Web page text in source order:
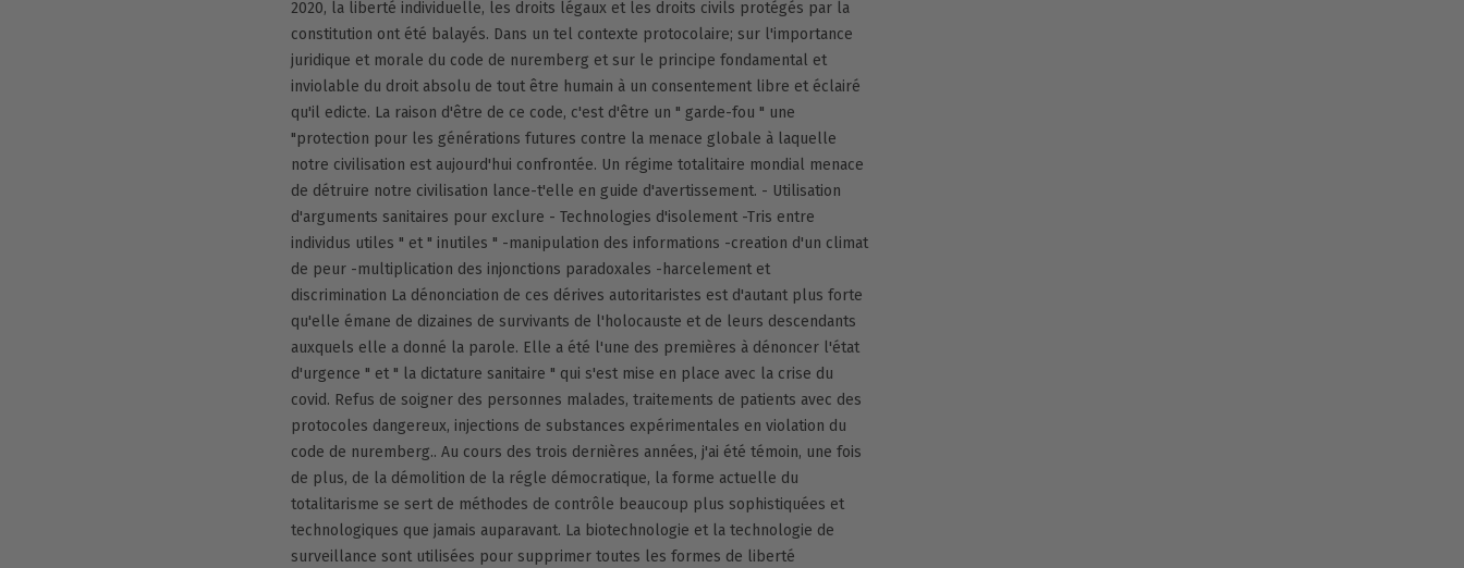
2020, la liberté individuelle, les droits légaux et les droits civils protégés par la
constitution ont été balayés. Dans un tel contexte protocolaire; sur l'importance
juridique et morale du code de nuremberg et sur le principe fondamental et
inviolable du droit absolu de tout être humain à un consentement libre et éclairé
qu'il edicte. La raison d'être de ce code, c'est d'être un " garde-fou " une
"protection pour les générations futures contre la menace globale à laquelle
notre civilisation est aujourd'hui confrontée. Un régime totalitaire mondial menace
de détruire notre civilisation lance-t'elle en guide d'avertissement. - Utilisation
d'arguments sanitaires pour exclure - Technologies d'isolement -Tris entre
individus utiles " et " inutiles " -manipulation des informations -creation d'un climat
de peur -multiplication des injonctions paradoxales -harcelement et
discrimination La dénonciation de ces dérives autoritaristes est d'autant plus forte
qu'elle émane de dizaines de survivants de l'holocauste et de leurs descendants
auxquels elle a donné la parole. Elle a été l'une des premières à dénoncer l'état
d'urgence " et " la dictature sanitaire " qui s'est mise en place avec la crise du
covid. Refus de soigner des personnes malades, traitements de patients avec des
protocoles dangereux, injections de substances expérimentales en violation du
code de nuremberg.. Au cours des trois dernières années, j'ai été témoin, une fois
de plus, de la démolition de la régle démocratique, la forme actuelle du
totalitarisme se sert de méthodes de contrôle beaucoup plus sophistiquées et
technologiques que jamais auparavant. La biotechnologie et la technologie de
surveillance sont utilisées pour supprimer toutes les formes de liberté